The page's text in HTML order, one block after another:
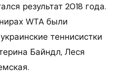
результат 2018 года.
WTA были
теннисистки
Байндл, Леся